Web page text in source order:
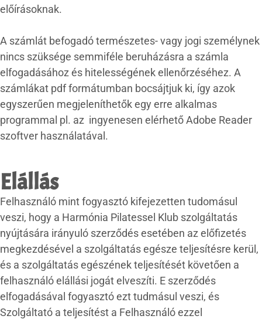
előírásoknak.
A számlát befogadó természetes- vagy jogi személynek
nincs szüksége semmiféle beruházásra a számla
elfogadásához és hitelességének ellenőrzéséhez. A
számlákat pdf formátumban bocsájtjuk ki, így azok
egyszerűen megjeleníthetők egy erre alkalmas
programmal pl. az ingyenesen elérhető Adobe Reader
szoftver használatával.
Elállás
Felhasználó mint fogyasztó kifejezetten tudomásul
veszi, hogy a Harmónia Pilatessel Klub szolgáltatás
nyújtására irányuló szerződés esetében az előfizetés
megkezdésével a szolgáltatás egésze teljesítésre kerül,
és a szolgáltatás egészének teljesítését követően a
felhasználó elállási jogát elveszíti. E szerződés
elfogadásával fogyasztó ezt tudmásul veszi, és
Szolgáltató a teljesítést a Felhasználó ezzel